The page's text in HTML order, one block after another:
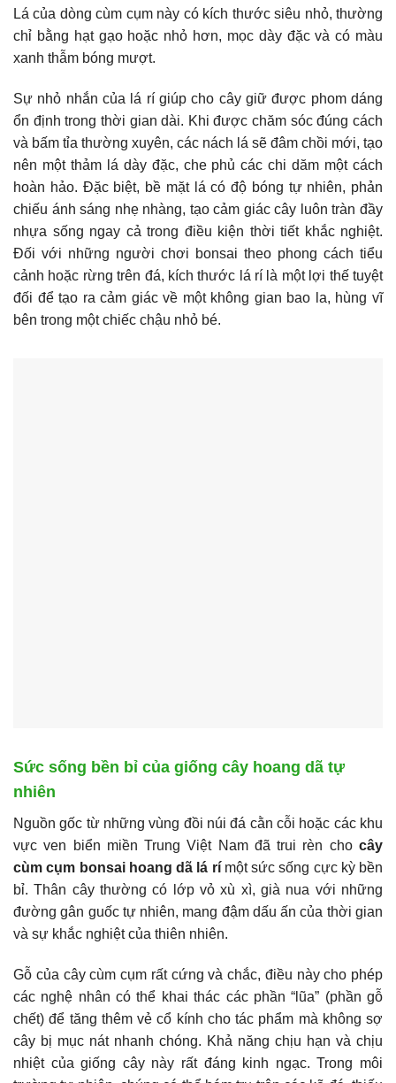
Lá của dòng cùm cụm này có kích thước siêu nhỏ, thường
chỉ bằng hạt gạo hoặc nhỏ hơn, mọc dày đặc và có màu
xanh thẫm bóng mượt.
Sự nhỏ nhắn của lá rí giúp cho cây giữ được phom dáng
ổn định trong thời gian dài. Khi được chăm sóc đúng cách
và bấm tỉa thường xuyên, các nách lá sẽ đâm chồi mới, tạo
nên một thảm lá dày đặc, che phủ các chi dăm một cách
hoàn hảo. Đặc biệt, bề mặt lá có độ bóng tự nhiên, phản
chiếu ánh sáng nhẹ nhàng, tạo cảm giác cây luôn tràn đầy
nhựa sống ngay cả trong điều kiện thời tiết khắc nghiệt.
Đối với những người chơi bonsai theo phong cách tiểu
cảnh hoặc rừng trên đá, kích thước lá rí là một lợi thế tuyệt
đối để tạo ra cảm giác về một không gian bao la, hùng vĩ
bên trong một chiếc chậu nhỏ bé.
Sức sống bền bỉ của giống cây hoang dã tự
nhiên
Nguồn gốc từ những vùng đồi núi đá cằn cỗi hoặc các khu
vực ven biển miền Trung Việt Nam đã trui rèn cho cây
cùm cụm bonsai hoang dã lá rímột sức sống cực kỳ bền
bỉ. Thân cây thường có lớp vỏ xù xì, già nua với những
đường gân guốc tự nhiên, mang đậm dấu ấn của thời gian
và sự khắc nghiệt của thiên nhiên.
Gỗ của cây cùm cụm rất cứng và chắc, điều này cho phép
các nghệ nhân có thể khai thác các phần “lũa” (phần gỗ
chết) để tăng thêm vẻ cổ kính cho tác phẩm mà không sợ
cây bị mục nát nhanh chóng. Khả năng chịu hạn và chịu
nhiệt của giống cây này rất đáng kinh ngạc. Trong môi